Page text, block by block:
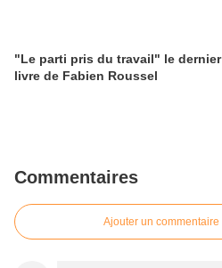
"Le parti pris du travail" le dernier
livre de Fabien Roussel
Commentaires
Ajouter un commentaire